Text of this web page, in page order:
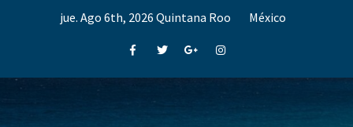
jue. Ago 6th, 2026 Quintana Roo México
FacebookTwitterGoogle+Instagram